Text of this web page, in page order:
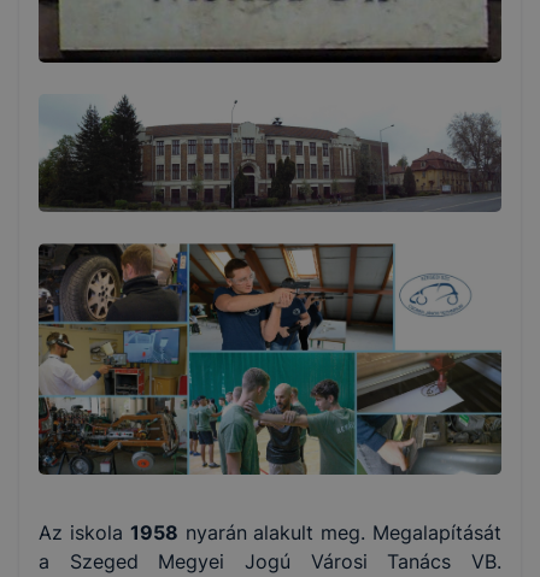
Az iskola 1958 nyarán alakult meg. Megalapítását
a Szeged Megyei Jogú Városi Tanács VB.